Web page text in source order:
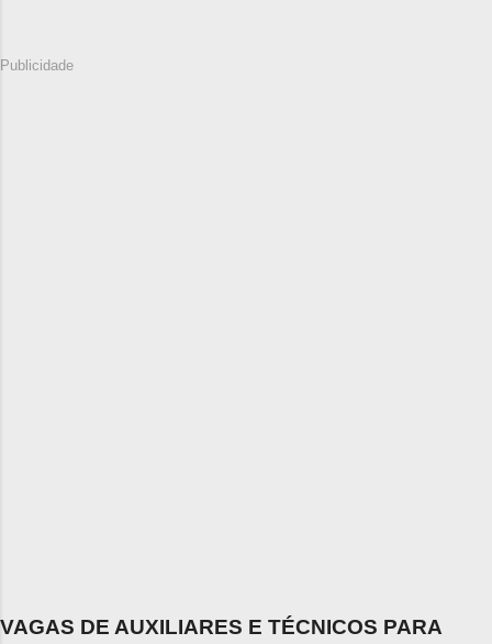
Publicidade
VAGAS DE AUXILIARES E TÉCNICOS PARA